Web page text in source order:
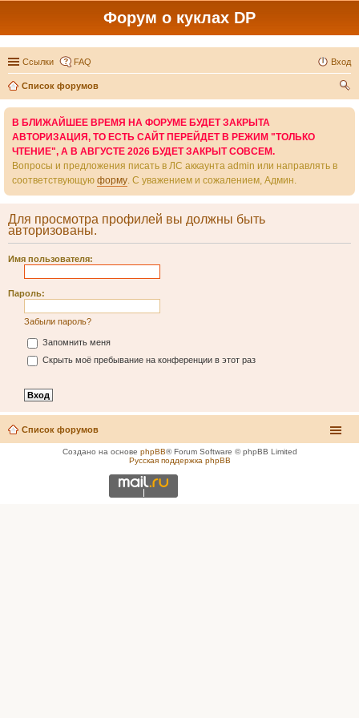
Форум о куклах DP
Ссылки FAQ Вход
Список форумов
В БЛИЖАЙШЕЕ ВРЕМЯ НА ФОРУМЕ БУДЕТ ЗАКРЫТА
АВТОРИЗАЦИЯ, ТО ЕСТЬ САЙТ ПЕРЕЙДЕТ В РЕЖИМ "ТОЛЬКО
ЧТЕНИЕ", А В АВГУСТЕ 2026 БУДЕТ ЗАКРЫТ СОВСЕМ.
Вопросы и предложения писать в ЛС аккаунта admin или направлять в
соответствующую форму. С уважением и сожалением, Админ.
Для просмотра профилей вы должны быть
авторизованы.
Имя пользователя:
Пароль:
Забыли пароль?
Запомнить меня
Скрыть моё пребывание на конференции в этот раз
Список форумов
Создано на основе phpBB® Forum Software © phpBB Limited
Русская поддержка phpBB